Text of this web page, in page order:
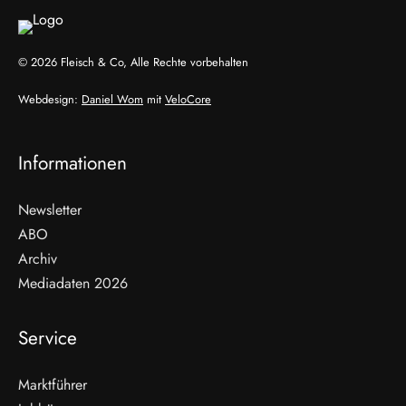
© 2026 Fleisch & Co, Alle Rechte vorbehalten
Webdesign: Daniel Wom mit VeloCore
Informationen
Newsletter
ABO
Archiv
Mediadaten 2026
Service
Marktführer